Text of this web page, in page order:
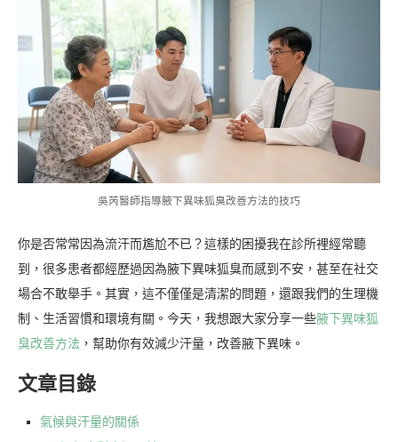
吳芮醫師指導腋下異味狐臭改善方法的技巧
你是否常常因為流汗而尷尬不已？這樣的困擾我在診所裡經常聽
到，很多患者都經歷過因為腋下異味狐臭而感到不安，甚至在社交
場合不敢舉手。其實，這不僅僅是清潔的問題，還跟我們的生理機
制、生活習慣和環境有關。今天，我想跟大家分享一些腋下異味狐
臭改善方法 ，幫助你有效減少汗量，改善腋下異味。
文章目錄
氣候與汗量的關係